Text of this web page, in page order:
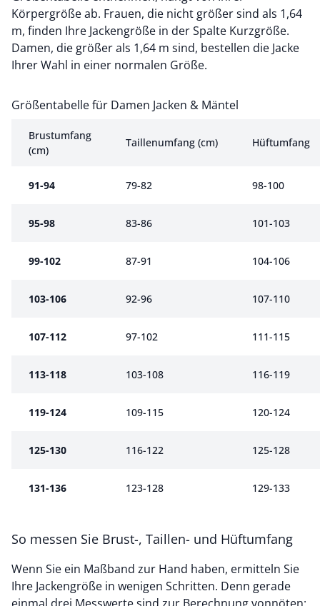
Körpergröße ab. Frauen, die nicht größer sind als 1,64
m, finden Ihre Jackengröße in der Spalte Kurzgröße.
Damen, die größer als 1,64 m sind, bestellen die Jacke
Ihrer Wahl in einer normalen Größe.
Größentabelle für Damen Jacken & Mäntel
Brustumfang
(cm)
Taillenumfang (cm) Hüftumfang
91-94 79-82 98-100
95-98 83-86 101-103
99-102 87-91 104-106
103-106 92-96 107-110
107-112 97-102 111-115
113-118 103-108 116-119
119-124 109-115 120-124
125-130 116-122 125-128
131-136 123-128 129-133
So messen Sie Brust-, Taillen- und Hüftumfang
Wenn Sie ein Maßband zur Hand haben, ermitteln Sie
Ihre Jackengröße in wenigen Schritten. Denn gerade